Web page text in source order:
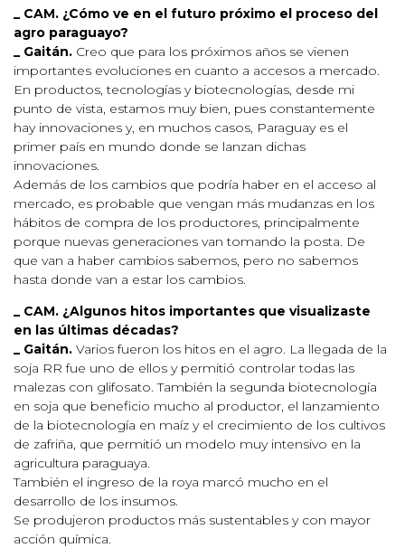
_ CAM. ¿Cómo ve en el futuro próximo el proceso del
agro paraguayo?
_ Gaitán. Creo que para los próximos años se vienen
importantes evoluciones en cuanto a accesos a mercado.
En productos, tecnologías y biotecnologías, desde mi
punto de vista, estamos muy bien, pues constantemente
hay innovaciones y, en muchos casos, Paraguay es el
primer país en mundo donde se lanzan dichas
innovaciones.
Además de los cambios que podría haber en el acceso al
mercado, es probable que vengan más mudanzas en los
hábitos de compra de los productores, principalmente
porque nuevas generaciones van tomando la posta. De
que van a haber cambios sabemos, pero no sabemos
hasta donde van a estar los cambios.
_ CAM. ¿Algunos hitos importantes que visualizaste
en las últimas décadas?
_ Gaitán. Varios fueron los hitos en el agro. La llegada de la
soja RR fue uno de ellos y permitió controlar todas las
malezas con glifosato. También la segunda biotecnología
en soja que beneficio mucho al productor, el lanzamiento
de la biotecnología en maíz y el crecimiento de los cultivos
de zafriña, que permitió un modelo muy intensivo en la
agricultura paraguaya.
También el ingreso de la roya marcó mucho en el
desarrollo de los insumos.
Se produjeron productos más sustentables y con mayor
acción química.